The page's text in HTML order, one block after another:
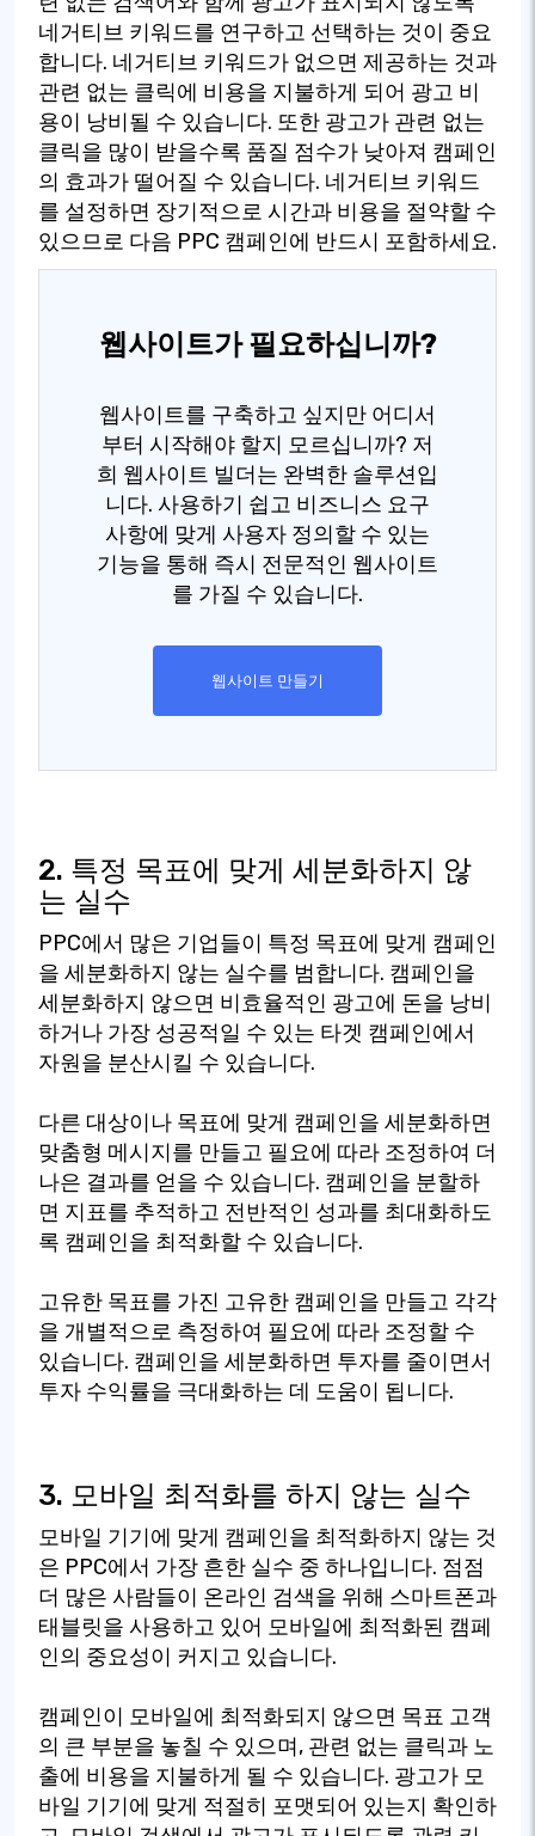
네거티브 키워드를 연구하고 선택하는 것이 중요
합니다. 네거티브 키워드가 없으면 제공하는 것과
관련 없는 클릭에 비용을 지불하게 되어 광고 비
용이 낭비될 수 있습니다. 또한 광고가 관련 없는
클릭을 많이 받을수록 품질 점수가 낮아져 캠페인
의 효과가 떨어질 수 있습니다. 네거티브 키워드
를 설정하면 장기적으로 시간과 비용을 절약할 수
있으므로 다음 PPC 캠페인에 반드시 포함하세요.
웹사이트가 필요하십니까?
웹사이트를 구축하고 싶지만 어디서
부터 시작해야 할지 모르십니까? 저
희 웹사이트 빌더는 완벽한 솔루션입
니다. 사용하기 쉽고 비즈니스 요구
사항에 맞게 사용자 정의할 수 있는
기능을 통해 즉시 전문적인 웹사이트
를 가질 수 있습니다.
웹사이트 만들기
2. 특정 목표에 맞게 세분화하지 않
는 실수
PPC에서 많은 기업들이 특정 목표에 맞게 캠페인
을 세분화하지 않는 실수를 범합니다. 캠페인을
세분화하지 않으면 비효율적인 광고에 돈을 낭비
하거나 가장 성공적일 수 있는 타겟 캠페인에서
자원을 분산시킬 수 있습니다.
다른 대상이나 목표에 맞게 캠페인을 세분화하면
맞춤형 메시지를 만들고 필요에 따라 조정하여 더
나은 결과를 얻을 수 있습니다. 캠페인을 분할하
면 지표를 추적하고 전반적인 성과를 최대화하도
록 캠페인을 최적화할 수 있습니다.
고유한 목표를 가진 고유한 캠페인을 만들고 각각
을 개별적으로 측정하여 필요에 따라 조정할 수
있습니다. 캠페인을 세분화하면 투자를 줄이면서
투자 수익률을 극대화하는 데 도움이 됩니다.
3. 모바일 최적화를 하지 않는 실수
모바일 기기에 맞게 캠페인을 최적화하지 않는 것
은 PPC에서 가장 흔한 실수 중 하나입니다. 점점
더 많은 사람들이 온라인 검색을 위해 스마트폰과
태블릿을 사용하고 있어 모바일에 최적화된 캠페
인의 중요성이 커지고 있습니다.
캠페인이 모바일에 최적화되지 않으면 목표 고객
의 큰 부분을 놓칠 수 있으며, 관련 없는 클릭과 노
출에 비용을 지불하게 될 수 있습니다. 광고가 모
바일 기기에 맞게 적절히 포맷되어 있는지 확인하